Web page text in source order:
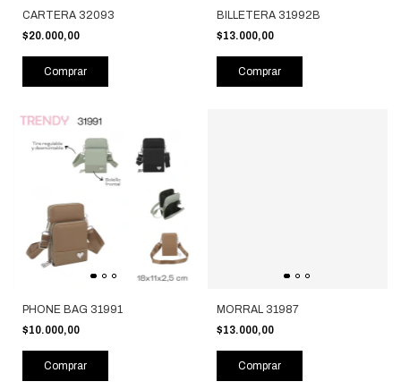
CARTERA 32093
$20.000,00
Comprar
BILLETERA 31992B
$13.000,00
Comprar
PHONE BAG 31991
$10.000,00
Comprar
MORRAL 31987
$13.000,00
Comprar